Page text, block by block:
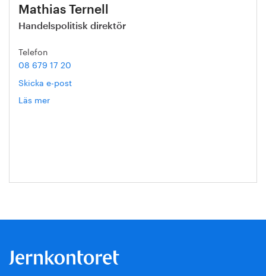
Mathias Ternell
Handelspolitisk direktör
Telefon
08 679 17 20
Skicka e-post
Läs mer